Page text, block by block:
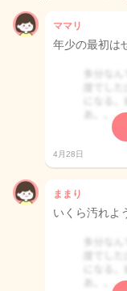
ママリ
年少の最初は
4月28日
ままり
いくら汚れよ